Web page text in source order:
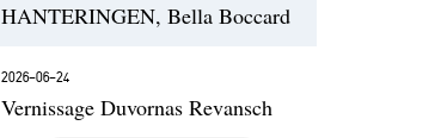
HANTERINGEN, Bella Boccard
2026-06-24
Vernissage Duvornas Revansch